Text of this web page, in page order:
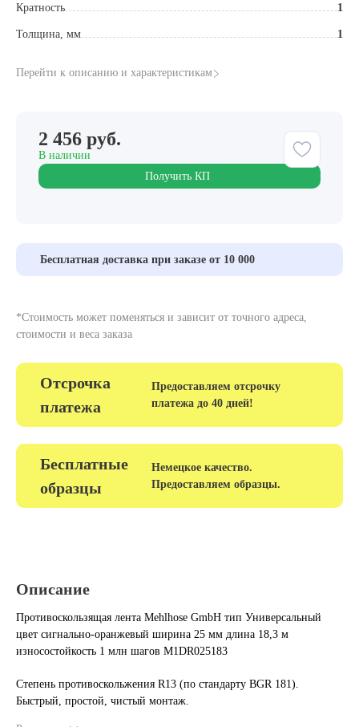
Кратность 1
Толщина, мм 1
Перейти к описанию и характеристикам
2 456 руб.
В наличии
Получить КП
Бесплатная доставка при заказе от 10 000
*Стоимость может поменяться и зависит от точного адреса,
стоимости и веса заказа
Отсрочка
платежа
Предоставляем отсрочку
платежа до 40 дней!
Бесплатные
образцы
Немецкое качество.
Предоставляем образцы.
Описание
Противоскользящая лента Mehlhose GmbH тип Универсальный
цвет сигнально-оранжевый ширина 25 мм длина 18,3 м
износостойкость 1 млн шагов M1DR025183
Степень противоскольжения R13 (по стандарту BGR 181).
Быстрый, простой, чистый монтаж.